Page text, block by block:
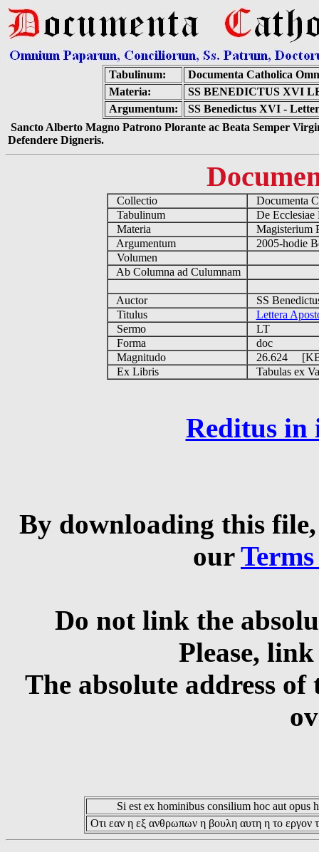
Tabulinum:
Documenta Catholica
Materia:
SS BENEDICTUS XVI
Argumentum:
SS Benedictus XVI -
Sancto Alberto Magno Patrono Plorante ac Beata Semper
Defendere Digneris.
Collectio
Documenta
Tabulinum
De
Materia
Magisterium
Argumentum
2005-hodie
Volumen
Ab Columna ad Culumnam
Auctor
SS
Titulus
Lettera
Sermo
LT
Forma
doc
Magnitudo
26.624
Ex Libris
Tabulas ex
Reditus in
By downloading this
our
Do not link the
Please,
The absolute address
Si est ex hominibus consilium hoc aut opus
Οτι εαν η εξ ανθρωπων η βουλη αυτη η το εργον